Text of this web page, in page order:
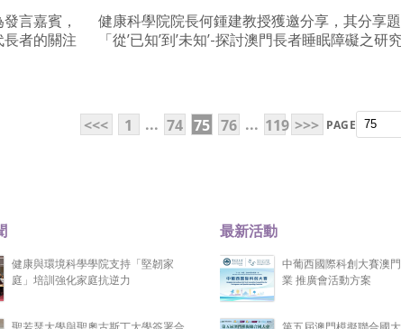
言嘉賓，
者的關注
健康科學院院長何鍾建教授獲邀分享，其分享
「從’已知’到’未知’-探討澳門長者睡眠障礙之研究
<<< 1 ... 74 75 76 ... 119 >>> PAGE
健康與環境科學學院支持「堅韌家
庭」培訓強化家庭抗逆力
最新活動
中葡西國際科創大賽澳
業 推廣會活動方案